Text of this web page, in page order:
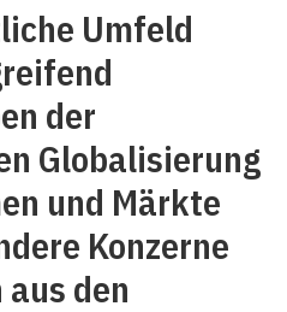
Umfeld
der
Globalisierung
und Märkte
Konzerne
den